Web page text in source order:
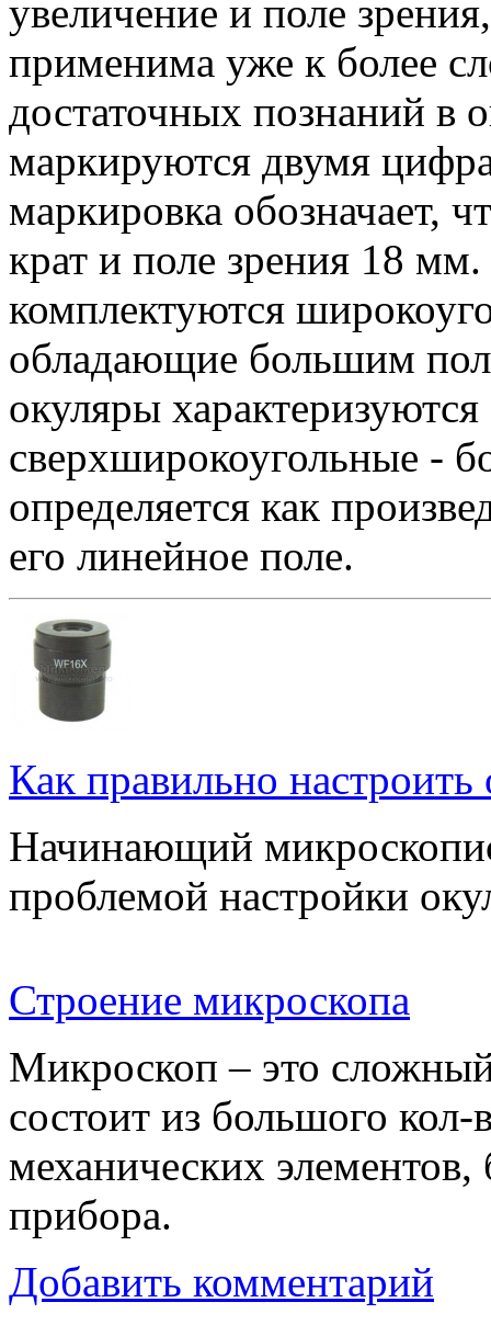
увеличение и поле
применима уже к более
достаточных познаний в
маркируются двумя
маркировка обозначает,
крат и поле зрения 18
комплектуются
обладающие большим
окуляры
сверхширокоугольные -
определяется как
его линейное поле.
Как правильно
Начинающий
проблемой настройки
Строение микроскопа
Микроскоп – это
состоит из большого кол-
механических
прибора.
Добавить комментарий